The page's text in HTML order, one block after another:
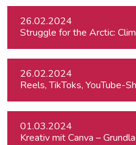
26.02.2024
26.02.2024
Reels, TikToks, YouTube-
01.03.2024
Kreativ mit Canva –